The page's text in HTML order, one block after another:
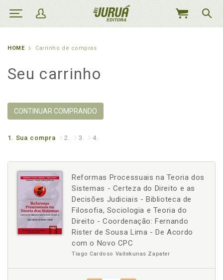
MEU
HOME Carrinho de compras
Seu carrinho
CONTINUAR COMPRANDO
1. Sua compra 2. 3. 4.
Reformas Processuais na Teoria dos
Sistemas - Certeza do Direito e as
Decisões Judiciais - Biblioteca de
Filosofia, Sociologia e Teoria do
Direito - Coordenação: Fernando
Rister de Sousa Lima - De Acordo
com o Novo CPC
Tiago Cardoso Vaitekunas Zapater